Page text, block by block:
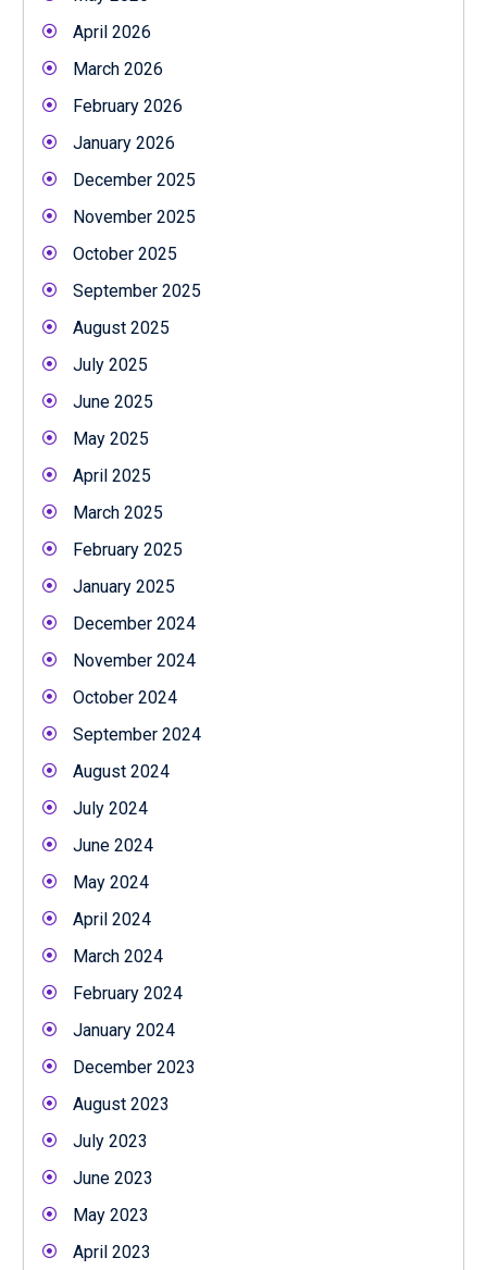
April 2026
March 2026
February 2026
January 2026
December 2025
November 2025
October 2025
September 2025
August 2025
July 2025
June 2025
May 2025
April 2025
March 2025
February 2025
January 2025
December 2024
November 2024
October 2024
September 2024
August 2024
July 2024
June 2024
May 2024
April 2024
March 2024
February 2024
January 2024
December 2023
August 2023
July 2023
June 2023
May 2023
April 2023